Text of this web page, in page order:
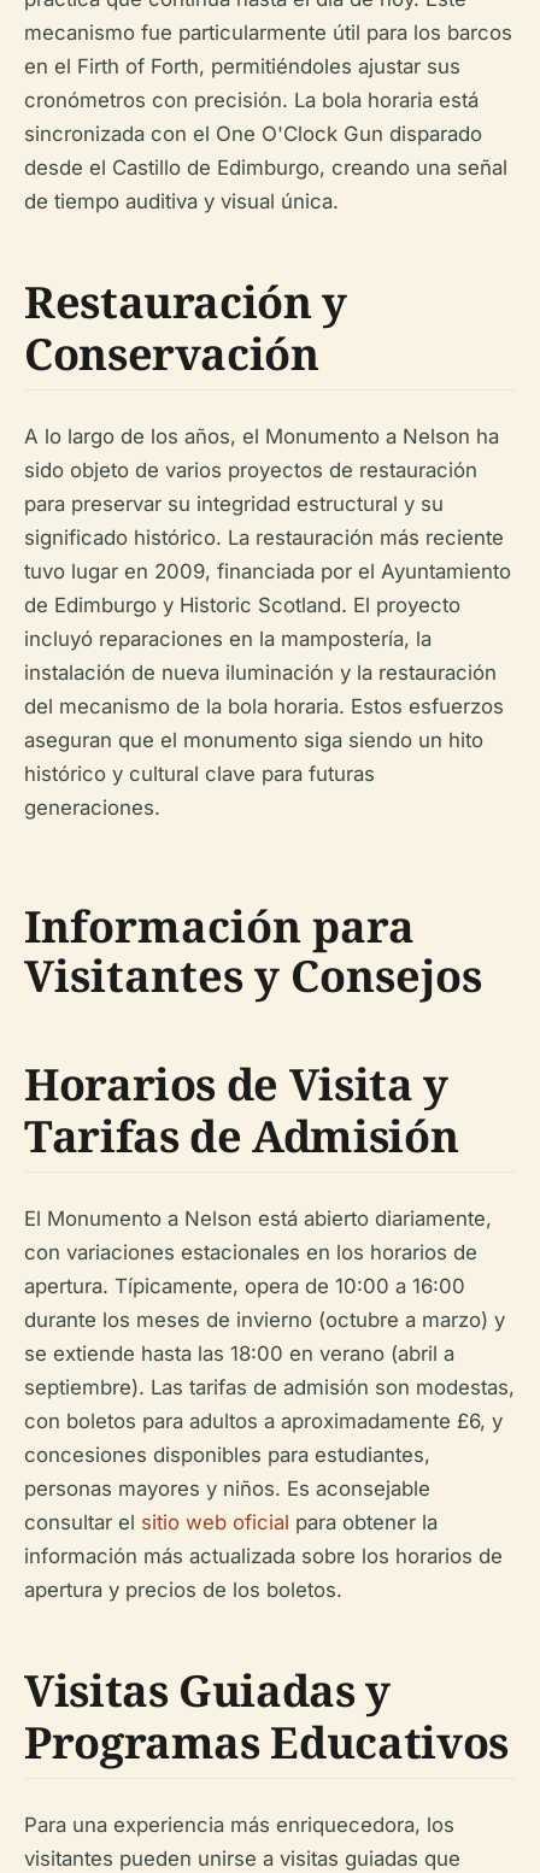
mecanismo fue particularmente útil para los barcos
en el Firth of Forth, permitiéndoles ajustar sus
cronómetros con precisión. La bola horaria está
sincronizada con el One O'Clock Gun disparado
desde el Castillo de Edimburgo, creando una señal
de tiempo auditiva y visual única.
Restauración y
Conservación
A lo largo de los años, el Monumento a Nelson ha
sido objeto de varios proyectos de restauración
para preservar su integridad estructural y su
significado histórico. La restauración más reciente
tuvo lugar en 2009, financiada por el Ayuntamiento
de Edimburgo y Historic Scotland. El proyecto
incluyó reparaciones en la mampostería, la
instalación de nueva iluminación y la restauración
del mecanismo de la bola horaria. Estos esfuerzos
aseguran que el monumento siga siendo un hito
histórico y cultural clave para futuras
generaciones.
Información para
Visitantes y Consejos
Horarios de Visita y
Tarifas de Admisión
El Monumento a Nelson está abierto diariamente,
con variaciones estacionales en los horarios de
apertura. Típicamente, opera de 10:00 a 16:00
durante los meses de invierno (octubre a marzo) y
se extiende hasta las 18:00 en verano (abril a
septiembre). Las tarifas de admisión son modestas,
con boletos para adultos a aproximadamente £6, y
concesiones disponibles para estudiantes,
personas mayores y niños. Es aconsejable
consultar el sitio web oficial para obtener la
información más actualizada sobre los horarios de
apertura y precios de los boletos.
Visitas Guiadas y
Programas Educativos
Para una experiencia más enriquecedora, los
visitantes pueden unirse a visitas guiadas que